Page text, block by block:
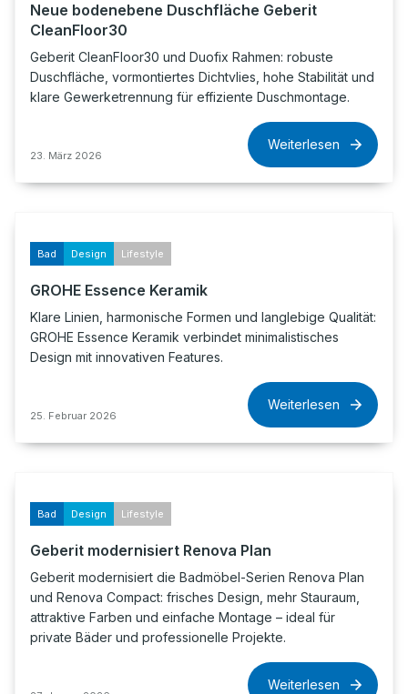
Neue bodenebene Duschfläche Geberit
CleanFloor30
Geberit CleanFloor30 und Duofix Rahmen: robuste
Duschfläche, vormontiertes Dichtvlies, hohe Stabilität und
klare Gewerketrennung für effiziente Duschmontage.
23. März 2026
Weiterlesen
Bad Design Lifestyle
GROHE Essence Keramik
Klare Linien, harmonische Formen und langlebige Qualität:
GROHE Essence Keramik verbindet minimalistisches
Design mit innovativen Features.
25. Februar 2026
Weiterlesen
Bad Design Lifestyle
Geberit modernisiert Renova Plan
Geberit modernisiert die Badmöbel-Serien Renova Plan
und Renova Compact: frisches Design, mehr Stauraum,
attraktive Farben und einfache Montage – ideal für
private Bäder und professionelle Projekte.
Weiterlesen